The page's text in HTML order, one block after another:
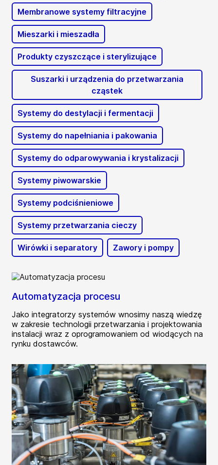
Membranowe systemy filtracyjne
Mieszarki i mieszadła
Produkty czyszczące i sterylizujące
Suszarki i urządzenia do przetwarzania
cząstek
Systemy do destylacji i fermentacji
Systemy do napełniania i pakowania
Systemy do odparowywania i krystalizacji
Systemy piwowarskie
Systemy podciśnieniowe
Systemy przetwarzania cieczy
Wirówki i separatory Zawory i pompy
Automatyzacja procesu
Jako integratorzy systemów wnosimy naszą wiedzę
w zakresie technologii przetwarzania i projektowania
instalacji wraz z oprogramowaniem od wiodących na
rynku dostawców.